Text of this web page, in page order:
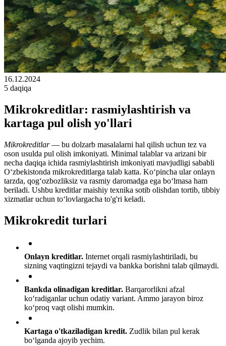
16.12.2024
5 daqiqa
Mikrokreditlar: rasmiylashtirish va
kartaga pul olish yo'llari
Mikrokreditlar— bu dolzarb masalalarni hal qilish uchun tez va
oson usulda pul olish imkoniyati. Minimal talablar va arizani bir
necha daqiqa ichida rasmiylashtirish imkoniyati mavjudligi sababli
O‘zbekistonda mikrokreditlarga talab katta. Ko‘pincha ular onlayn
tarzda, qog‘ozbozliksiz va rasmiy daromadga ega bo‘lmasa ham
beriladi. Ushbu kreditlar maishiy texnika sotib olishdan tortib, tibbiy
xizmatlar uchun to‘lovlargacha to'g'ri keladi.
Mikrokredit turlari
Onlayn kreditlar. Internet orqali rasmiylashtiriladi, bu
sizning vaqtingizni tejaydi va bankka borishni talab qilmaydi.
Bankda olinadigan kreditlar. Barqarorlikni afzal
ko‘radiganlar uchun odatiy variant. Ammo jarayon biroz
ko‘proq vaqt olishi mumkin.
Kartaga o'tkaziladigan kredit. Zudlik bilan pul kerak
bo‘lganda ajoyib yechim.